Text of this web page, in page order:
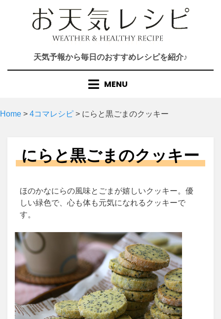
天気予報から毎日のおすすめレシピを紹介♪
MENU
Home > 4コマレシピ > にらと黒ごまのクッキー
にらと黒ごまのクッキー
ほのかなにらの風味とごまが嬉しいクッキー。優
しい緑色で、心も体も元気になれるクッキーで
す。